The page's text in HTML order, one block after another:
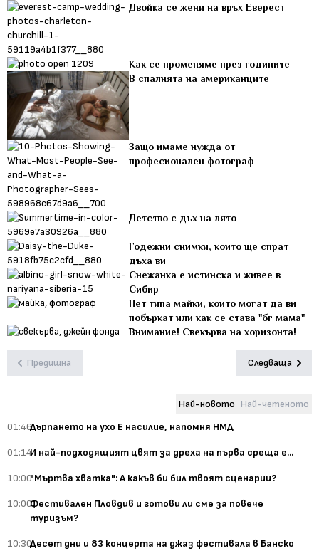
Двойка се жени на връх Еверест
Как се променяме през годините
В спалнята на американците
Защо имаме нужда от
професионален фотограф
Детство с дъх на лято
Годежни снимки, които ще спрат
дъха ви
Снежанка е истинска и живее в
Сибир
Пет типа майки, които могат да ви
побъркат или как се става "бг мама"
Внимание! Свекърва на хоризонта!
Предишна Следваща
Най-новото Най-четеното
01:46Дърпането на ухо Е насилие, напомня НМД
01:14И най-подходящият цвят за дреха на първа среща е...
10:00"Мъртва хватка": А какъв би бил твоят сценарии?
10:00Фестивален Пловдив и готови ли сме за повече
туризъм?
10:30Десет дни и 83 концерта на джаз фестивала в Банско